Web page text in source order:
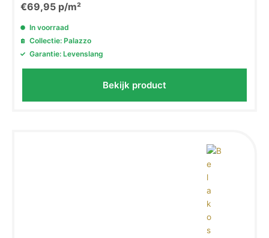
€69,95 p/m²
In voorraad
Collectie: Palazzo
Garantie: Levenslang
Bekijk product